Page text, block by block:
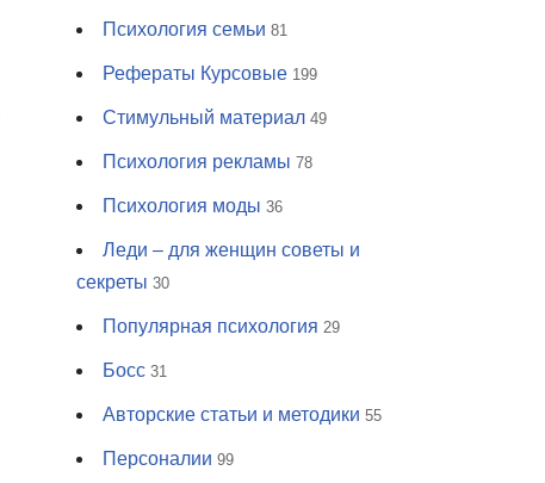
Психология семьи 81
Рефераты Курсовые 199
Стимульный материал 49
Психология рекламы 78
Психология моды 36
Леди – для женщин советы и
секреты 30
Популярная психология 29
Босс 31
Авторские статьи и методики 55
Персоналии 99